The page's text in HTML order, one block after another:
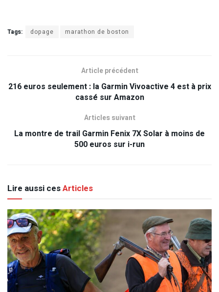
Tags: dopage marathon de boston
Article précédent
216 euros seulement : la Garmin Vivoactive 4 est à prix
cassé sur Amazon
Articles suivant
La montre de trail Garmin Fenix 7X Solar à moins de
500 euros sur i-run
Lire aussi cesArticles